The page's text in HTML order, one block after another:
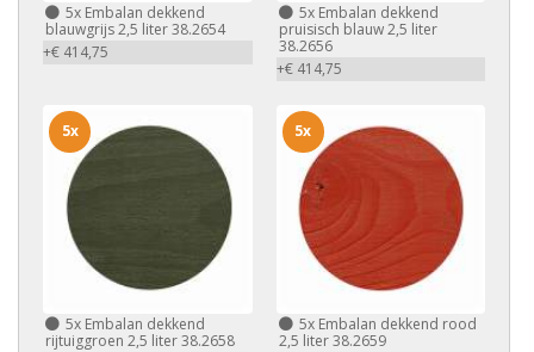
5x Embalan dekkend
blauwgrijs 2,5 liter 38.2654
+€ 414,75
5xEmbalan dekkend
pruisisch blauw 2,5 liter
38.2656
+€ 414,75
5x Embalan dekkend
rijtuiggroen 2,5 liter 38.2658
5x
5xEmbalan dekkend rood
2,5 liter 38.2659
5x